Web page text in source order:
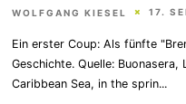
WOLFGANG KIESEL 17.
Ein erster Coup: Als fünfte
Geschichte. Quelle: Buonasera,
Caribbean Sea, in the sprin...